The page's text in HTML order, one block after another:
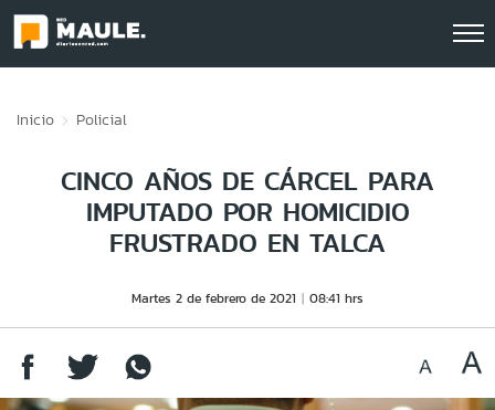
Inicio Policial
CINCO AÑOS DE CÁRCEL PARA
IMPUTADO POR HOMICIDIO
FRUSTRADO EN TALCA
Martes 2 de febrero de 2021 08:41 hrs